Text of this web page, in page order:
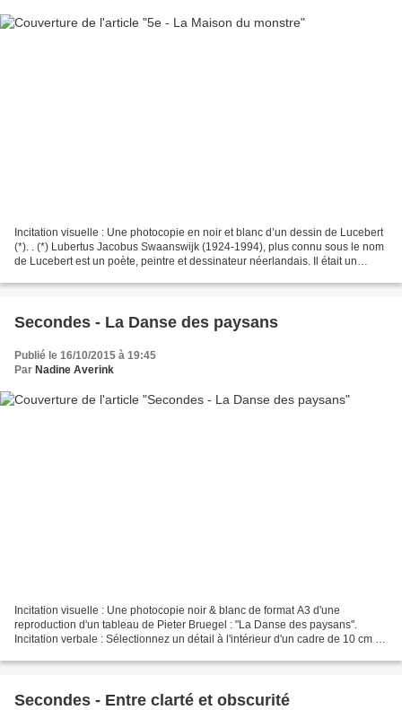
Incitation visuelle : Une photocopie en noir et blanc d’un dessin de Lucebert
(*). . (*) Lubertus Jacobus Swaanswijk (1924-1994), plus connu sous le nom
de Lucebert est un poète, peintre et dessinateur néerlandais. Il était un
Secondes - La Danse des paysans
Publié le 16/10/2015 à 19:45
Par Nadine Averink
Incitation visuelle : Une photocopie noir & blanc de format A3 d'une
reproduction d'un tableau de Pieter Bruegel : "La Danse des paysans".
Incitation verbale : Sélectionnez un détail à l'intérieur d'un cadre de 10 cm x
Secondes - Entre clarté et obscurité